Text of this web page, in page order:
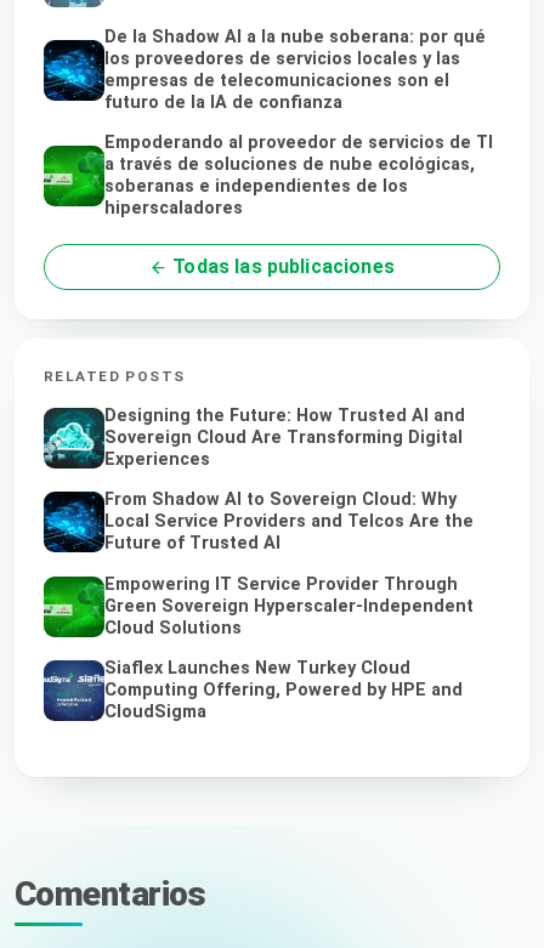
De la Shadow AI a la nube soberana: por qué
los proveedores de servicios locales y las
empresas de telecomunicaciones son el
futuro de la IA de confianza
Empoderando al proveedor de servicios de TI
a través de soluciones de nube ecológicas,
soberanas e independientes de los
hiperscaladores
Todas las publicaciones
RELATED POSTS
Designing the Future: How Trusted AI and
Sovereign Cloud Are Transforming Digital
Experiences
From Shadow AI to Sovereign Cloud: Why
Local Service Providers and Telcos Are the
Future of Trusted AI
Empowering IT Service Provider Through
Green Sovereign Hyperscaler-Independent
Cloud Solutions
Siaflex Launches New Turkey Cloud
Computing Offering, Powered by HPE and
CloudSigma
Comentarios